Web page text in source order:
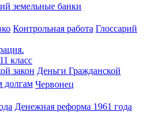
земельные банки
Контрольная работа Глоссарий
класс
закон Деньги Гражданской
долгам Червонец
Денежная реформа 1961 года